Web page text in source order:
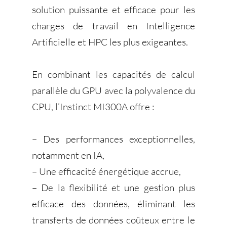
solution puissante et efficace pour les
charges de travail en Intelligence
Artificielle et HPC les plus exigeantes.
En combinant les capacités de calcul
parallèle du GPU avec la polyvalence du
CPU, l’Instinct MI300A offre :
– Des performances exceptionnelles,
notamment en IA,
– Une efficacité énergétique accrue,
– De la flexibilité et une gestion plus
efficace des données, éliminant les
transferts de données coûteux entre le